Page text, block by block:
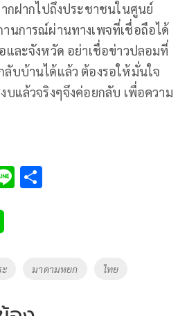
กฝากไปถึงประชาชนในศูนย์
นการณ์ผ่านทางเพจที่เชื่อถือได้
และจังหวัด อย่าเชื่อข่าวปลอมที่
บบ้านได้แล้ว ต้องรอให้มั่นใจ
บแล้วจริงๆจึงค่อยกลับ เพื่อความ
Li
มาดามหยก ไทย